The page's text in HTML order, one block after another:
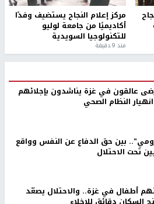
مركز إعلام النجاح يستضيف وفدًا
أكاديميًا من جامعة لوليو
للتكنولوجيا السويدية
منذ 9 دقيقة
عالقون في غزة يناشدون بإجلائهم
النظام الصحي
بين حق الدفاع عن النفس وواقع
تحت الاحتلال
أطفال في غزة.. والاحتلال يصعّد